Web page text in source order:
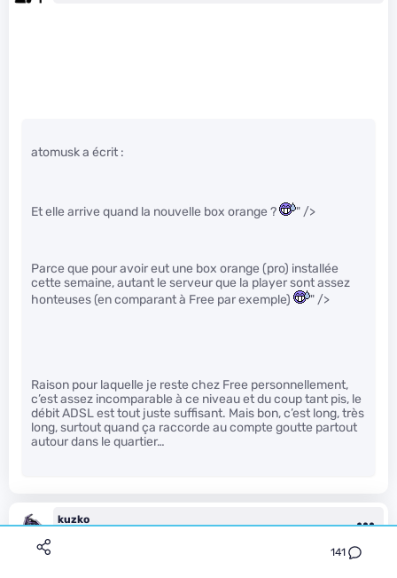
141
atomusk a écrit :
Et elle arrive quand la nouvelle box orange ? " />
Parce que pour avoir eut une box orange (pro) installée
cette semaine, autant le serveur que la player sont assez
honteuses (en comparant à Free par exemple)
" />
Raison pour laquelle je reste chez Free personnellement,
c’est assez incomparable à ce niveau et du coup tant pis, le
débit ADSL est tout juste suffisant. Mais bon, c’est long, très
long, surtout quand ça raccorde au compte goutte partout
autour dans le quartier…
kuzko